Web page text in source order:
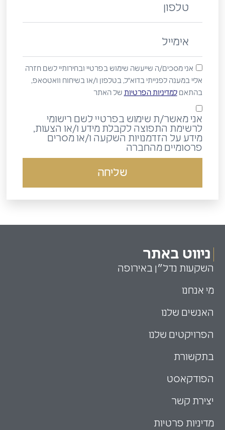
טלפון
אימייל
אני מסכים/ה שייעשה שימוש בפרטיי ובחירותיי לשם חזרה
אליי במענה לפנייתי בדוא"ל, בטלפון ו/או בשיחוח וואטסאפ,
בהתאםלמדיניות הפרטיות של האתר
אני מאשר/ת שימוש בפרטיי לשם רישומי
לרשימת התפוצה לקבלת מידע ו/או הצעות,
מידע על הזדמנויות השקעה ו/או מסרים
פרסומיים מהחברה
שליחה
ניווט באתר
השקעות נדל״ן באירופה
מי אנחנו
האנשים שלנו
הפרויקטים שלנו
בתקשורת
הפודקאסט
יצירת קשר
מדיניות פרטיות